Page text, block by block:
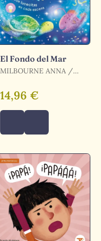
El Fondo del Mar
MILBOURNE ANNA /
14,96 €